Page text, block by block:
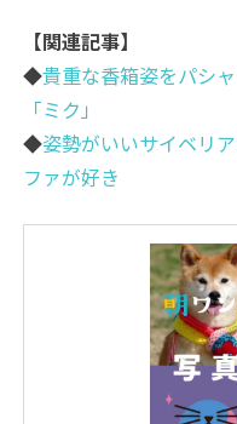
【関連記事】
◆貴重な香箱姿をパシ
「ミク」
◆姿勢がいいサイベリ
ファが好き